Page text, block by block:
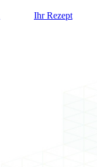
Ihr Rezept